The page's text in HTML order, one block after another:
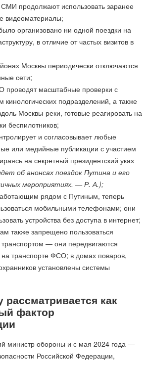
СМИ продолжают использовать заранее
видеоматериалы;
организовано ни одной поездки на
в отличие от частых визитов в
Москвы периодически отключаются
сети;
проводят масштабные проверки с
кинологических подразделений, а также
Москвы-реки, готовые реагировать на
беспилотников;
и согласовывает любые
или медийные публикации с участием
на секретный президентский указ
об анонсах поездок Путина и его
мероприятиях. — Р. А.);
рядом с Путиным, теперь
мобильными телефонами; они
устройства без доступа в интернет;
также запрещено пользоваться
— они передвигаются
на транспорте ФСО; в домах поваров,
установлены системы
как
фактор
министр обороны и с мая 2024 года —
Российской Федерации,